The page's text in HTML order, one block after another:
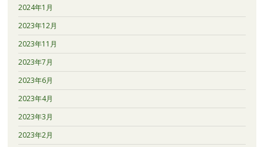
2024年1月
2023年12月
2023年11月
2023年7月
2023年6月
2023年4月
2023年3月
2023年2月